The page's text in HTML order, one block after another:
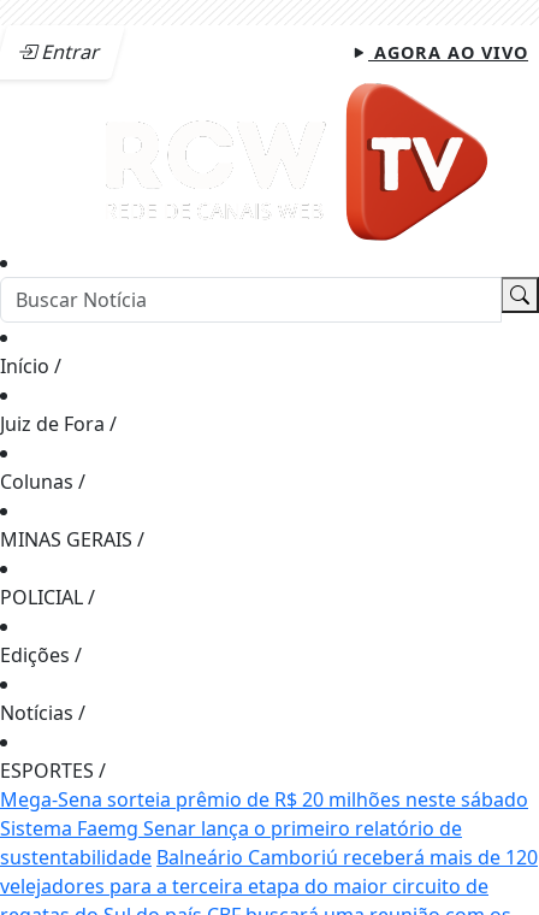
Entrar AGORA AO VIVO
Início /
Juiz de Fora /
Colunas /
MINAS GERAIS /
POLICIAL/
Edições /
Notícias /
ESPORTES /
Mega-Sena sorteia prêmio de R$ 20 milhões neste sábado
Sistema Faemg Senar lança o primeiro relatório de
sustentabilidade Balneário Camboriú receberá mais de 120
velejadores para a terceira etapa do maior circuito de